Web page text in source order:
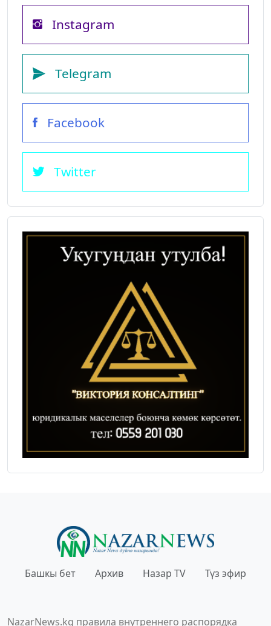
Instagram
Telegram
Facebook
Twitter
Башкы бет Архив Назар TV Түз эфир
NazarNews.kg правила внутреннего распорядка